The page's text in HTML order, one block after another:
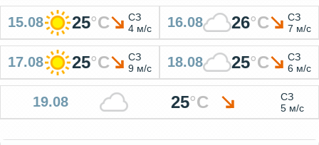
15.08 25°C
СЗ
4 м/с
16.08 26°C
СЗ
7 м/с
17.08 25°C
СЗ
9 м/с
18.08 25°C
СЗ
6 м/с
19.08 25°C
СЗ
5 м/с